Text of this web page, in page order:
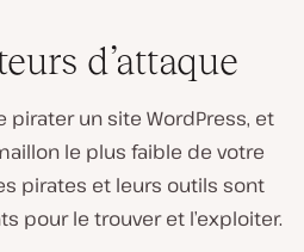
d’attaque
pirater un site WordPress, et
le plus faible de votre
pirates et leurs outils sont
pour le trouver et l’exploiter.